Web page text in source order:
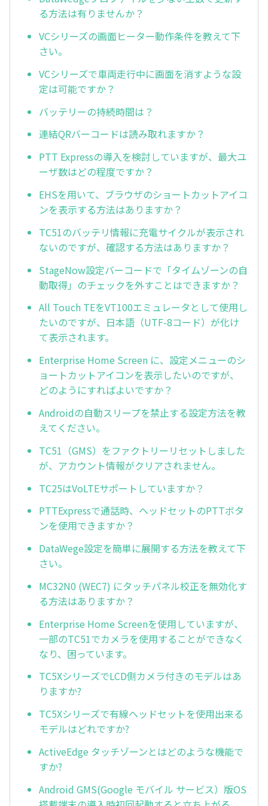
る方法は有りませんか？
VCシリーズの画面ヒーター動作条件を教えて下
さい。
VCシリーズで車両走行中に画面を消すような設
定は可能ですか？
バッテリーの持続時間は？
連結QRバーコードは読み取れますか？
PTT Expressの導入を検討していますが、最大ユ
ーザ数はどの程度ですか？
EHSを用いて、ブラウザのショートカットアイコ
ンを表示する方法はありますか？
TC51のバッテリ情報に充電サイクルが表示され
ないのですが、確認する方法はありますか？
StageNow設定バーコードで「タイムゾーンの自
動取得」のチェックを外すことはできますか？
All Touch TEをVT100エミュレータとして使用し
たいのですが、日本語（UTF-8コード）が化け
て表示されます。
Enterprise Home Screen に、設定メニューのシ
ョートカットアイコンを表示したいのですが、
どのようにすればよいですか？
Androidの自動スリープを禁止する設定方法を教
えてください。
TC51（GMS）をファクトリーリセットしました
が、アカウント情報がクリアされません。
TC25はVoLTEサポートしていますか？
PTTExpressで通話時、ヘッドセットのPTTボタ
ンを使用できますか？
DataWege設定を簡単に展開する方法を教えて下
さい。
MC32N0 (WEC7) にタッチパネル校正を無効化す
る方法はありますか？
Enterprise Home Screenを使用していますが、
一部のTC51でカメラを使用することができなく
なり、困っています。
TC5XシリーズでLCD側カメラ付きのモデルはあ
りますか?
TC5Xシリーズで有線ヘッドセットを使用出来る
モデルはどれですか?
ActiveEdge タッチゾーンとはどのような機能で
すか?
Android GMS(Google モバイル サービス）版OS